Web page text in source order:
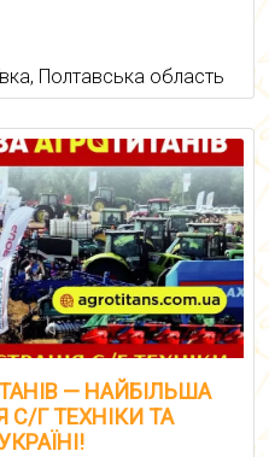
Полтавська область
— НАЙБІЛЬША
С/Г ТЕХНІКИ ТА